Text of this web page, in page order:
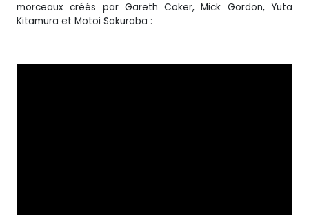
morceaux créés par Gareth Coker, Mick Gordon, Yuta
Kitamura et Motoi Sakuraba :